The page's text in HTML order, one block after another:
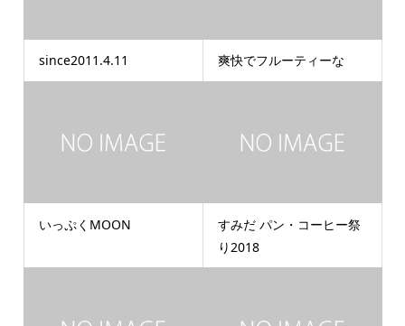
since2011.4.11 爽快でフルーティーな
いっぷくMOON
すみだ パン・コーヒー祭
り2018